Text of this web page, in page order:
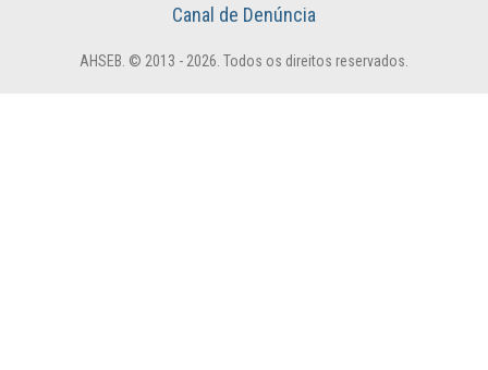
Canal de Denúncia
AHSEB. © 2013 - 2026. Todos os direitos reservados.